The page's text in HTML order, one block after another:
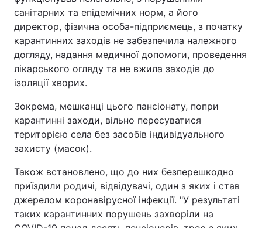
санітарних та епідемічних норм, а його
директор, фізична особа-підприємець, з початку
карантинних заходів не забезпечила належного
догляду, надання медичної допомоги, проведення
лікарського огляду та не вжила заходів до
ізоляції хворих.
Зокрема, мешканці цього пансіонату, попри
карантинні заходи, вільно пересуватися
територією села без засобів індивідуального
захисту (масок).
Також встановлено, що до них безперешкодно
приїздили родичі, відвідувачі, один з яких і став
джерелом коронавірусної інфекції. "У результаті
таких карантинних порушень захворіли на